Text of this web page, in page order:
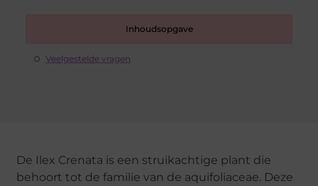
Inhoudsopgave
Veelgestelde vragen
De Ilex Crenata is een struikachtige plant die
behoort tot de familie van de aquifoliaceae. Deze